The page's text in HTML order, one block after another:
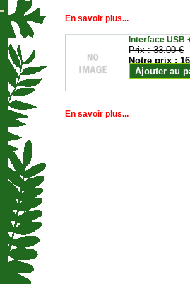
En savoir plus...
Interface USB
Prix :33.00 €
Notre prix :
Ajouter au
En savoir plus...